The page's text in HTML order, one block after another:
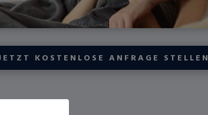
KOSTENLOSE ANFRAGE STELLEN